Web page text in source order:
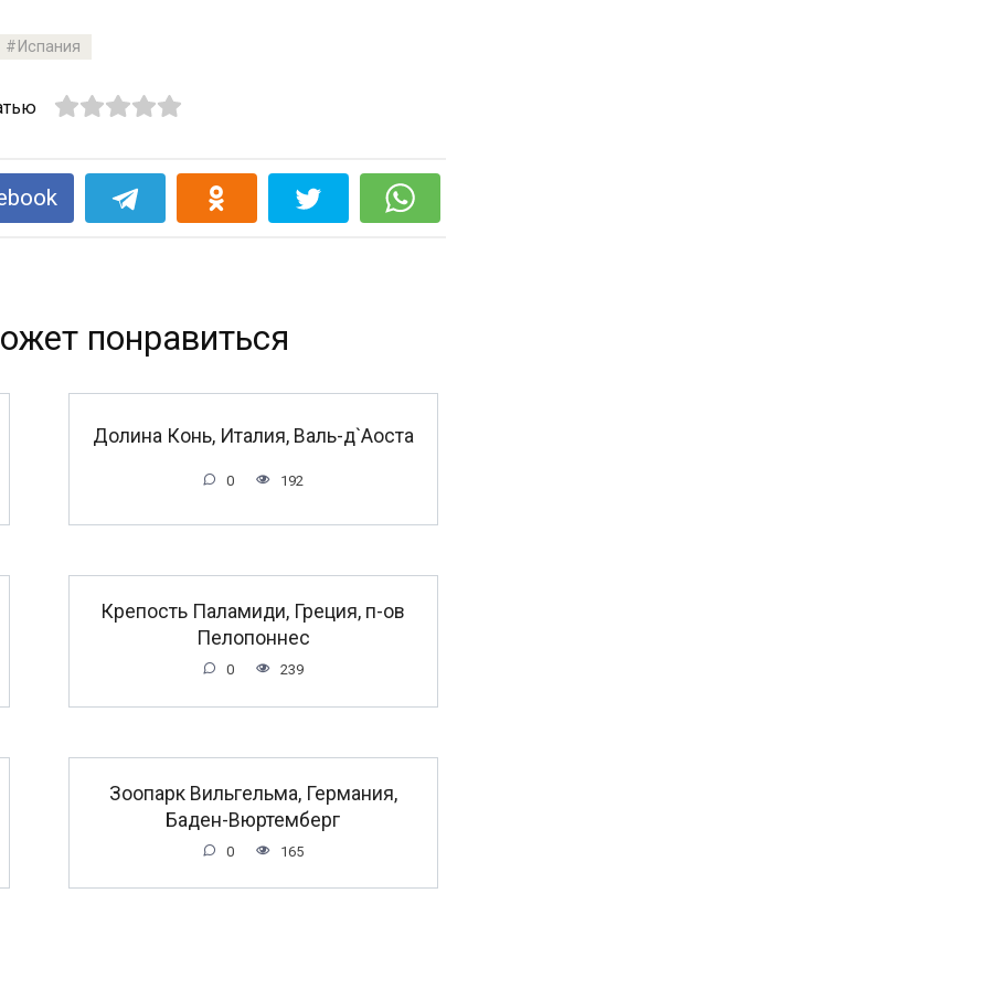
Испания
понравиться
Долина Конь, Италия, Валь-д`Аоста
0 192
Крепость Паламиди, Греция, п-ов
Пелопоннес
0 239
Зоопарк Вильгельма, Германия,
Баден-Вюртемберг
0 165